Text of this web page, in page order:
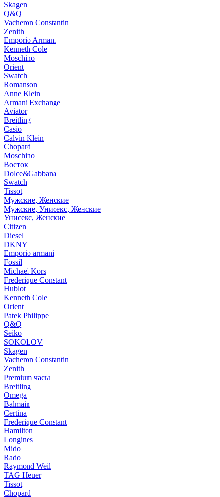
Skagen
Q&Q
Vacheron Constantin
Zenith
Emporio Armani
Kenneth Cole
Moschino
Orient
Swatch
Romanson
Anne Klein
Armani Exchange
Aviator
Breitling
Casio
Calvin Klein
Chopard
Moschino
Восток
Dolce&Gabbana
Swatch
Tissot
Мужские, Женские
Мужские, Унисекс, Женские
Унисекс, Женские
Citizen
Diesel
DKNY
Emporio armani
Fossil
Michael Kors
Frederique Constant
Hublot
Kenneth Cole
Orient
Patek Philippe
Q&Q
Seiko
SOKOLOV
Skagen
Vacheron Constantin
Zenith
Premium часы
Breitling
Omega
Balmain
Certina
Frederique Constant
Hamilton
Longines
Mido
Rado
Raymond Weil
TAG Heuer
Tissot
Chopard